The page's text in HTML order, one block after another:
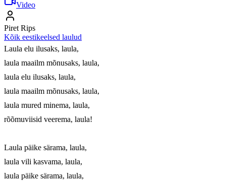
Video
Piret Rips
Kõik eestikeelsed laulud
Laula elu ilusaks, laula,
laula maailm mõnusaks, laula,
laula elu ilusaks, laula,
laula maailm mõnusaks, laula,
laula mured minema, laula,
rõõmuviisid veerema, laula!
Laula päike särama, laula,
laula vili kasvama, laula,
laula päike särama, laula,